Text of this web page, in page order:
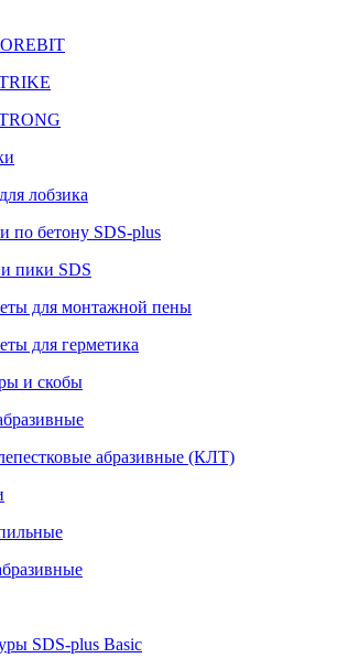
лобзика
по бетону SDS-plus
пики SDS
для монтажной пены
для герметика
и скобы
абразивные (КЛТ)
SDS-plus Basic